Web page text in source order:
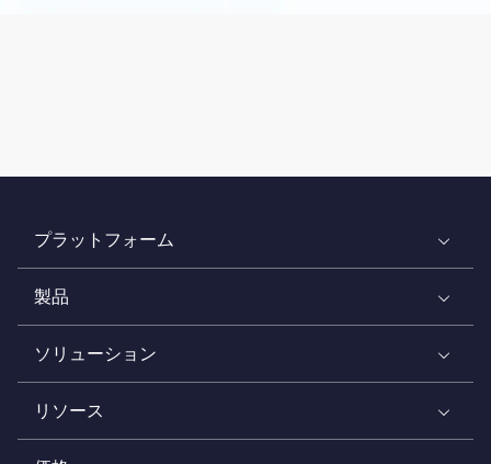
プラットフォーム
製品
ソリューション
リソース